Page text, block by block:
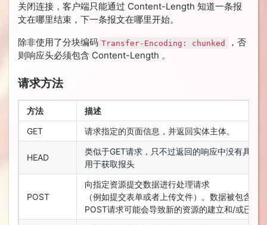
关闭连接，客户端只能通过 Content-Length 知道一条报
文在哪里结束，下一条报文在哪里开始。
除非使用了分块编码 Transfer-Encoding: chunked
，否
则响应头必须包含 Content-Length 。
请求方法
方法
描述
GET
请求指定的页面信息，并返回实体主体。
HEAD
类似于GET请求，只不过返回的响应中没有具体
用于获取报头
POST
向指定资源提交数据进行处理请求
（例如提交表单或者上传文件）。数据被包含在
POST请求可能会导致新的资源的建立和/或已有